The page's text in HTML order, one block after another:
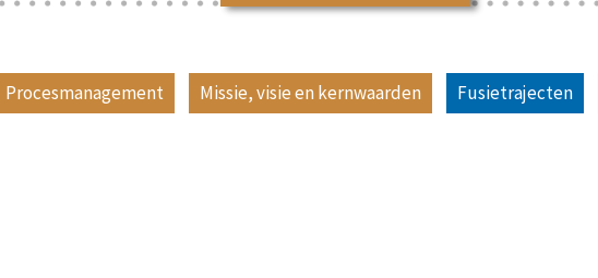
Procesmanagement Missie, visie en kernwaarden Fusietrajecten